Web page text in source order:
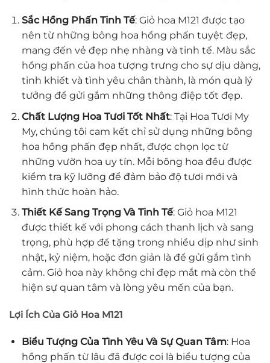
Sắc Hồng Phấn Tinh Tế: Giỏ hoa M121 được tạo
nên từ những bông hoa hồng phấn tuyệt đẹp,
mang đến vẻ đẹp nhẹ nhàng và tinh tế. Màu sắc
hồng phấn của hoa tượng trưng cho sự dịu dàng,
tinh khiết và tình yêu chân thành, là món quà lý
tưởng để gửi gắm những thông điệp tốt đẹp.
Chất Lượng Hoa Tươi Tốt Nhất: Tại Hoa Tươi My
My, chúng tôi cam kết chỉ sử dụng những bông
hoa hồng phấn đẹp nhất, được chọn lọc từ
những vườn hoa uy tín. Mỗi bông hoa đều được
kiểm tra kỹ lưỡng để đảm bảo độ tươi mới và
hình thức hoàn hảo.
Thiết Kế Sang Trọng Và Tinh Tế: Giỏ hoa M121
được thiết kế với phong cách thanh lịch và sang
trọng, phù hợp để tặng trong nhiều dịp như sinh
nhật, kỷ niệm, hoặc đơn giản là để gửi gắm tình
cảm. Giỏ hoa này không chỉ đẹp mắt mà còn thể
hiện sự quan tâm và lòng yêu mến của bạn.
Lợi Ích Của Giỏ Hoa M121
Biểu Tượng Của Tình Yêu Và Sự Quan Tâm: Hoa
hồng phấn từ lâu đã được coi là biểu tượng của